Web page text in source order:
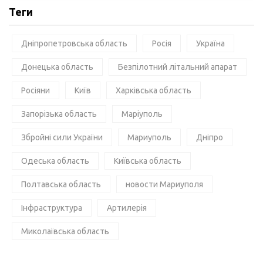
Теги
Дніпропетровська область Росія Україна
Донецька область Безпілотний літальний апарат
Росіяни Київ Харківська область
Запорізька область Маріуполь
Збройні сили України Мариуполь Дніпро
Одеська область Київська область
Полтавська область новости Мариуполя
Інфраструктура Артилерія
Миколаївська область